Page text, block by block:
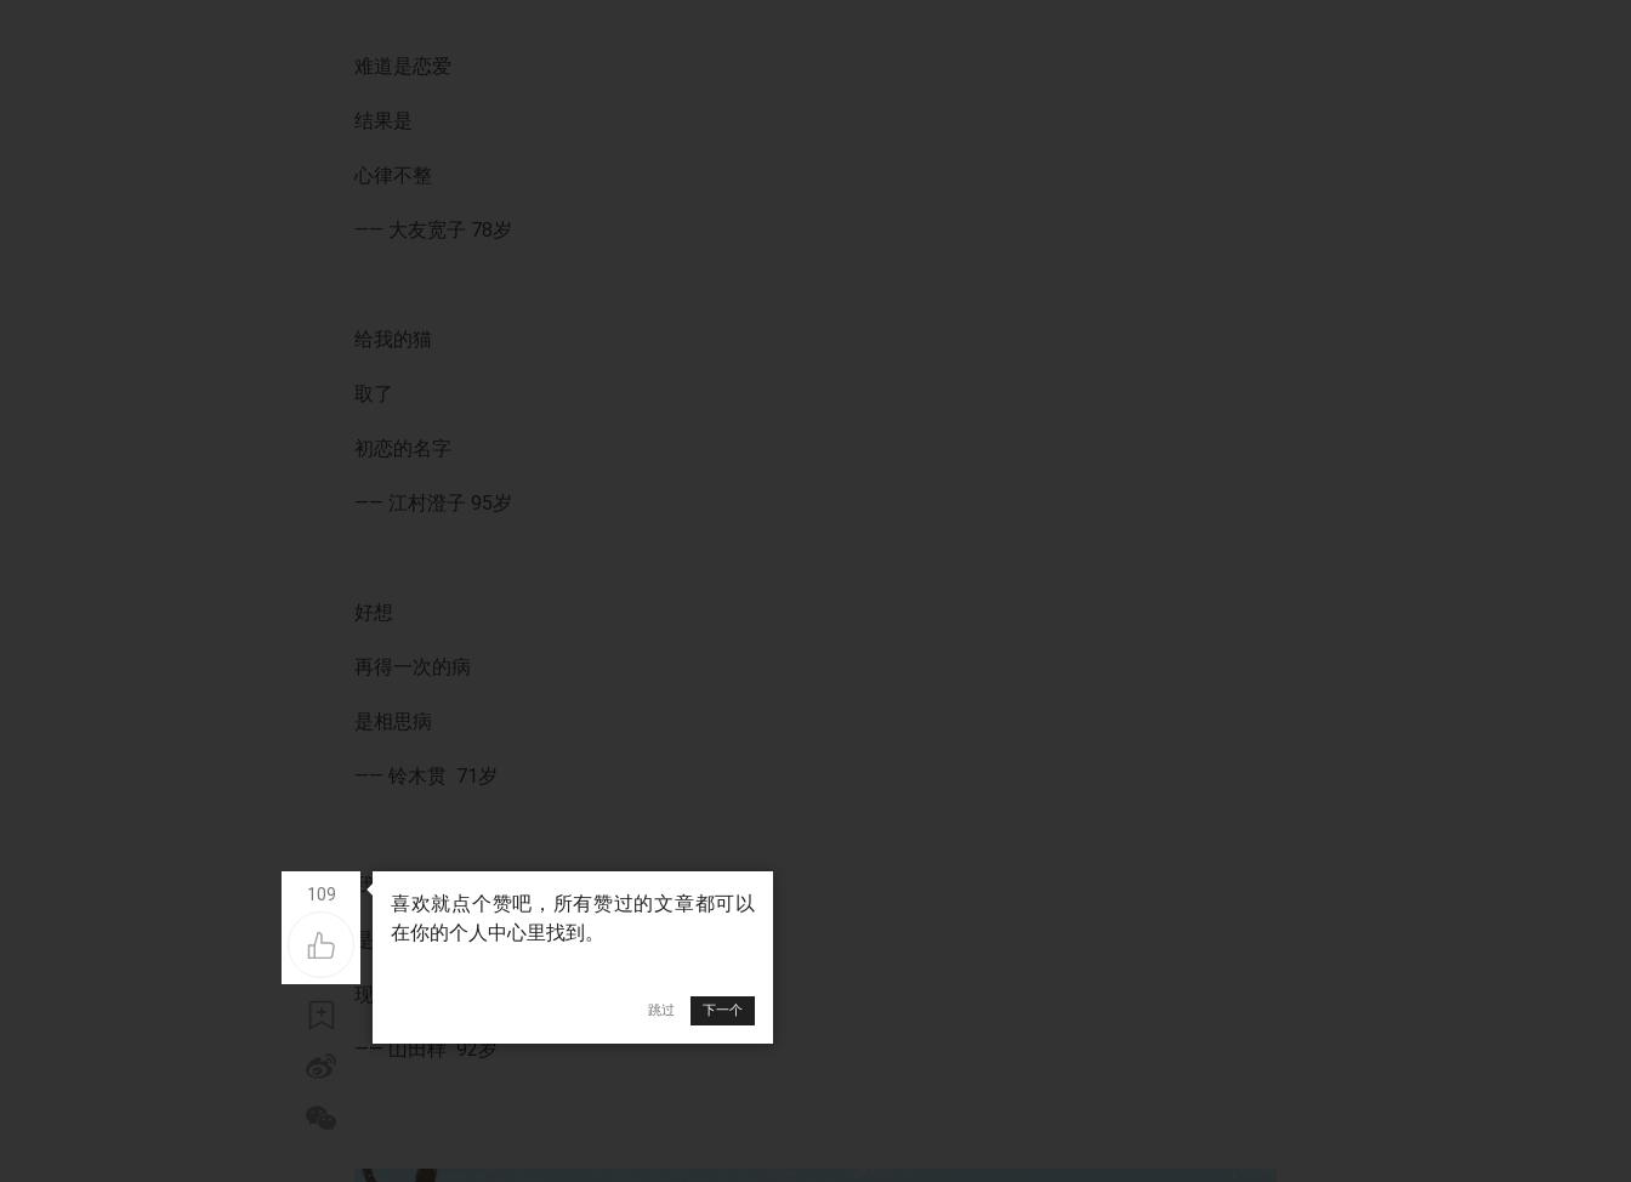
109
难道是恋爱
结果是
心律不整
—— 大友宽子 78岁
给我的猫
取了
初恋的名字
—— 江村澄子 95岁
好想
再得一次的病
是相思病
—— 铃木贯 71岁
我喜欢的类型
是比我年纪大的
现在找不到了
—— 山田样 92岁
跳过 下一个